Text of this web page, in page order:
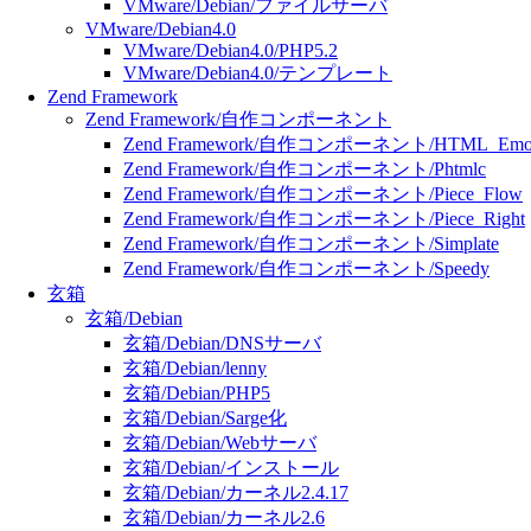
VMware/Debian/ファイルサーバ
VMware/Debian4.0
VMware/Debian4.0/PHP5.2
VMware/Debian4.0/テンプレート
Zend Framework
Zend Framework/自作コンポーネント
Zend Framework/自作コンポーネント/
Zend Framework/自作コンポーネント/Phtmlc
Zend Framework/自作コンポーネント/Piece_Flow
Zend Framework/自作コンポーネント/Piece_Right
Zend Framework/自作コンポーネント/Simplate
Zend Framework/自作コンポーネント/Speedy
玄箱
玄箱/Debian
玄箱/Debian/DNSサーバ
玄箱/Debian/lenny
玄箱/Debian/PHP5
玄箱/Debian/Sarge化
玄箱/Debian/Webサーバ
玄箱/Debian/インストール
玄箱/Debian/カーネル2.4.17
玄箱/Debian/カーネル2.6